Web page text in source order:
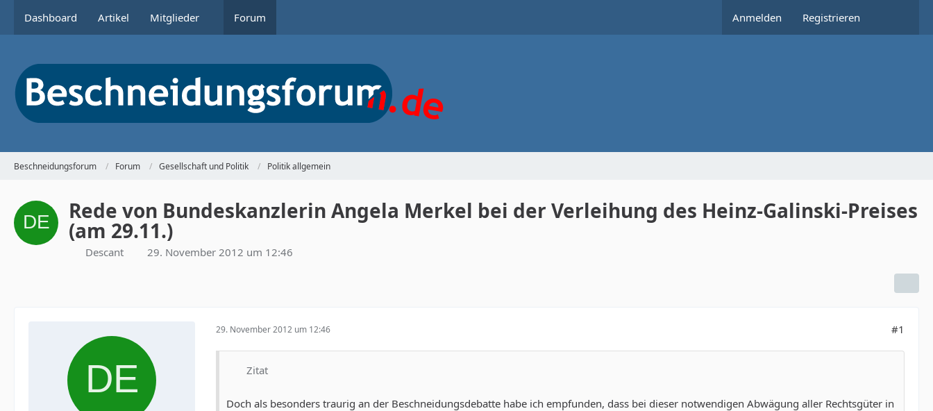
Dashboard Artikel Mitglieder Forum Anmelden Registrieren
Beschneidungsforum Forum Gesellschaft und Politik Politik allgemein
Rede von Bundeskanzlerin Angela Merkel bei der Verleihung des Heinz-Galinski-Preises
(am 29.11.)
Descant 29. November 2012 um 12:46
29. November 2012 um 12:46 #1
Zitat
Doch als besonders traurig an der Beschneidungsdebatte habe ich empfunden, dass bei dieser notwendigen Abwägung aller Rechtsgüter in